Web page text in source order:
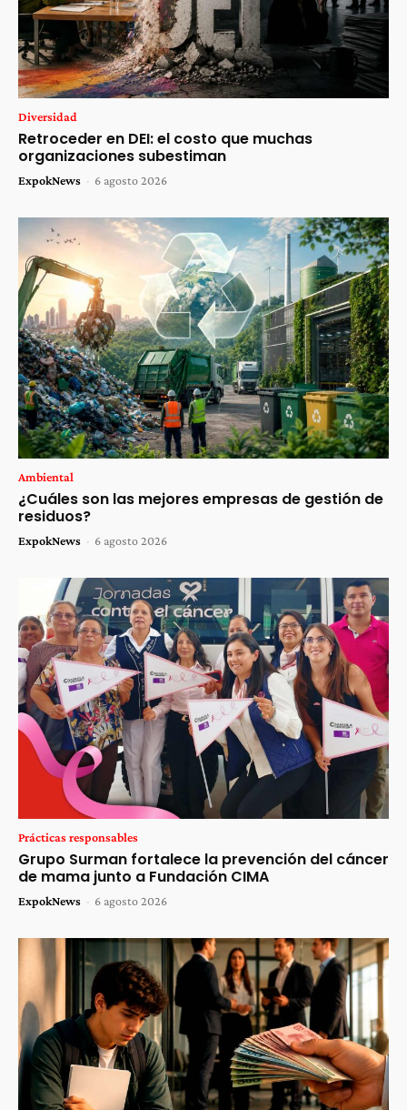
Diversidad
Retroceder en DEI: el costo que muchas
organizaciones subestiman
ExpokNews - 6 agosto 2026
Ambiental
¿Cuáles son las mejores empresas de gestión de
residuos?
ExpokNews - 6 agosto 2026
Prácticas responsables
Grupo Surman fortalece la prevención del cáncer
de mama junto a Fundación CIMA
ExpokNews - 6 agosto 2026